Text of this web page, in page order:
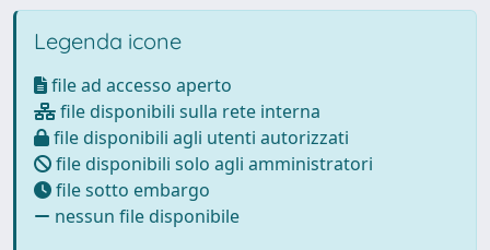
Legenda icone
file ad accesso aperto
file disponibili sulla rete interna
file disponibili agli utenti autorizzati
file disponibili solo agli amministratori
file sotto embargo
nessun file disponibile